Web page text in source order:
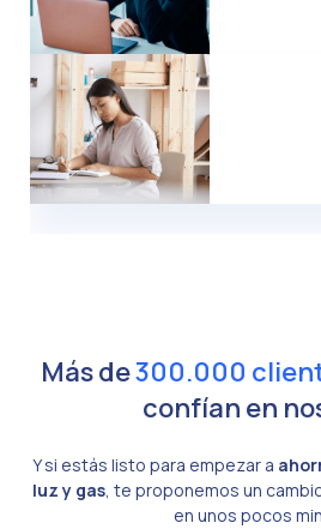
Más de300.000
confían en
Y si estás listo para empezar a
luz y gas, te proponemos un
en unos pocos